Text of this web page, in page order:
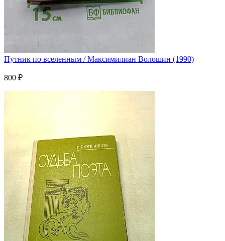
Путник по вселенным / Максимилиан Волошин (1990)
800 ₽